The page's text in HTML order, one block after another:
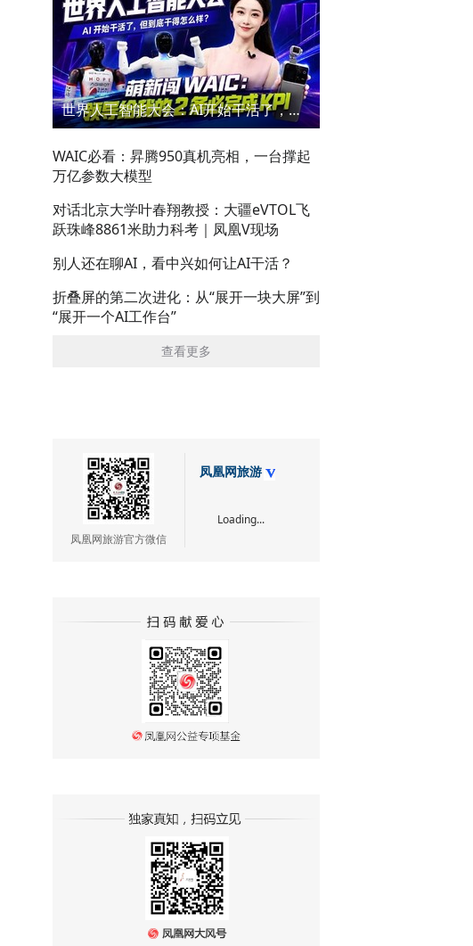
世界人工智能大会：AI开始干活了，但到底干的怎么样？萌新闯WAIC
WAIC必看：昇腾950真机亮相，一台撑起
万亿参数大模型
对话北京大学叶春翔教授：大疆eVTOL飞
跃珠峰8861米助力科考｜凤凰V现场
别人还在聊AI，看中兴如何让AI干活？
折叠屏的第二次进化：从“展开一块大屏”到
“展开一个AI工作台”
查看更多
凤凰网旅游官方微信
凤凰网旅游
Loading...